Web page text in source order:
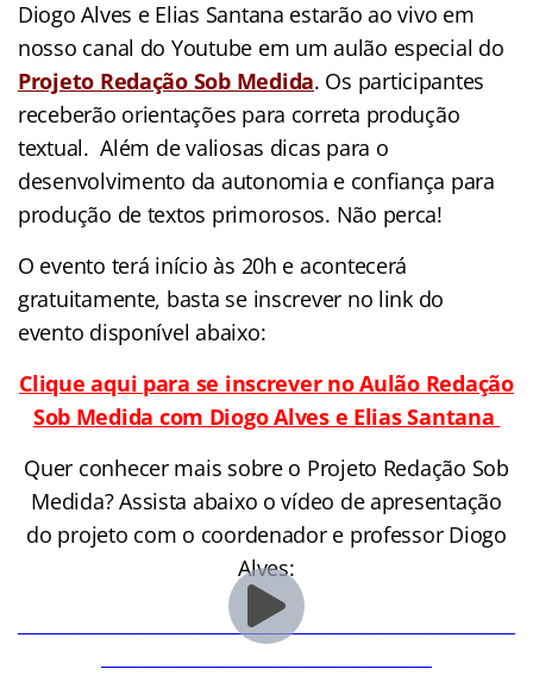
Diogo Alves e Elias Santana estarão ao vivo em
nosso canal do Youtube em um aulão especial do
Projeto Redação Sob Medida. Os participantes
receberão orientações para correta produção
textual. Além de valiosas dicas para o
desenvolvimento da autonomia e confiança para
produção de textos primorosos. Não perca!
O evento terá início às 20h e acontecerá
gratuitamente, basta se inscrever no link do
evento disponível abaixo:
Clique aqui para se inscrever no Aulão Redação
Sob Medida com Diogo Alves e Elias Santana
Quer conhecer mais sobre o Projeto Redação Sob
Medida? Assista abaixo o vídeo de apresentação
do projeto com o coordenador e professor Diogo
Alves:
______________________________________________________